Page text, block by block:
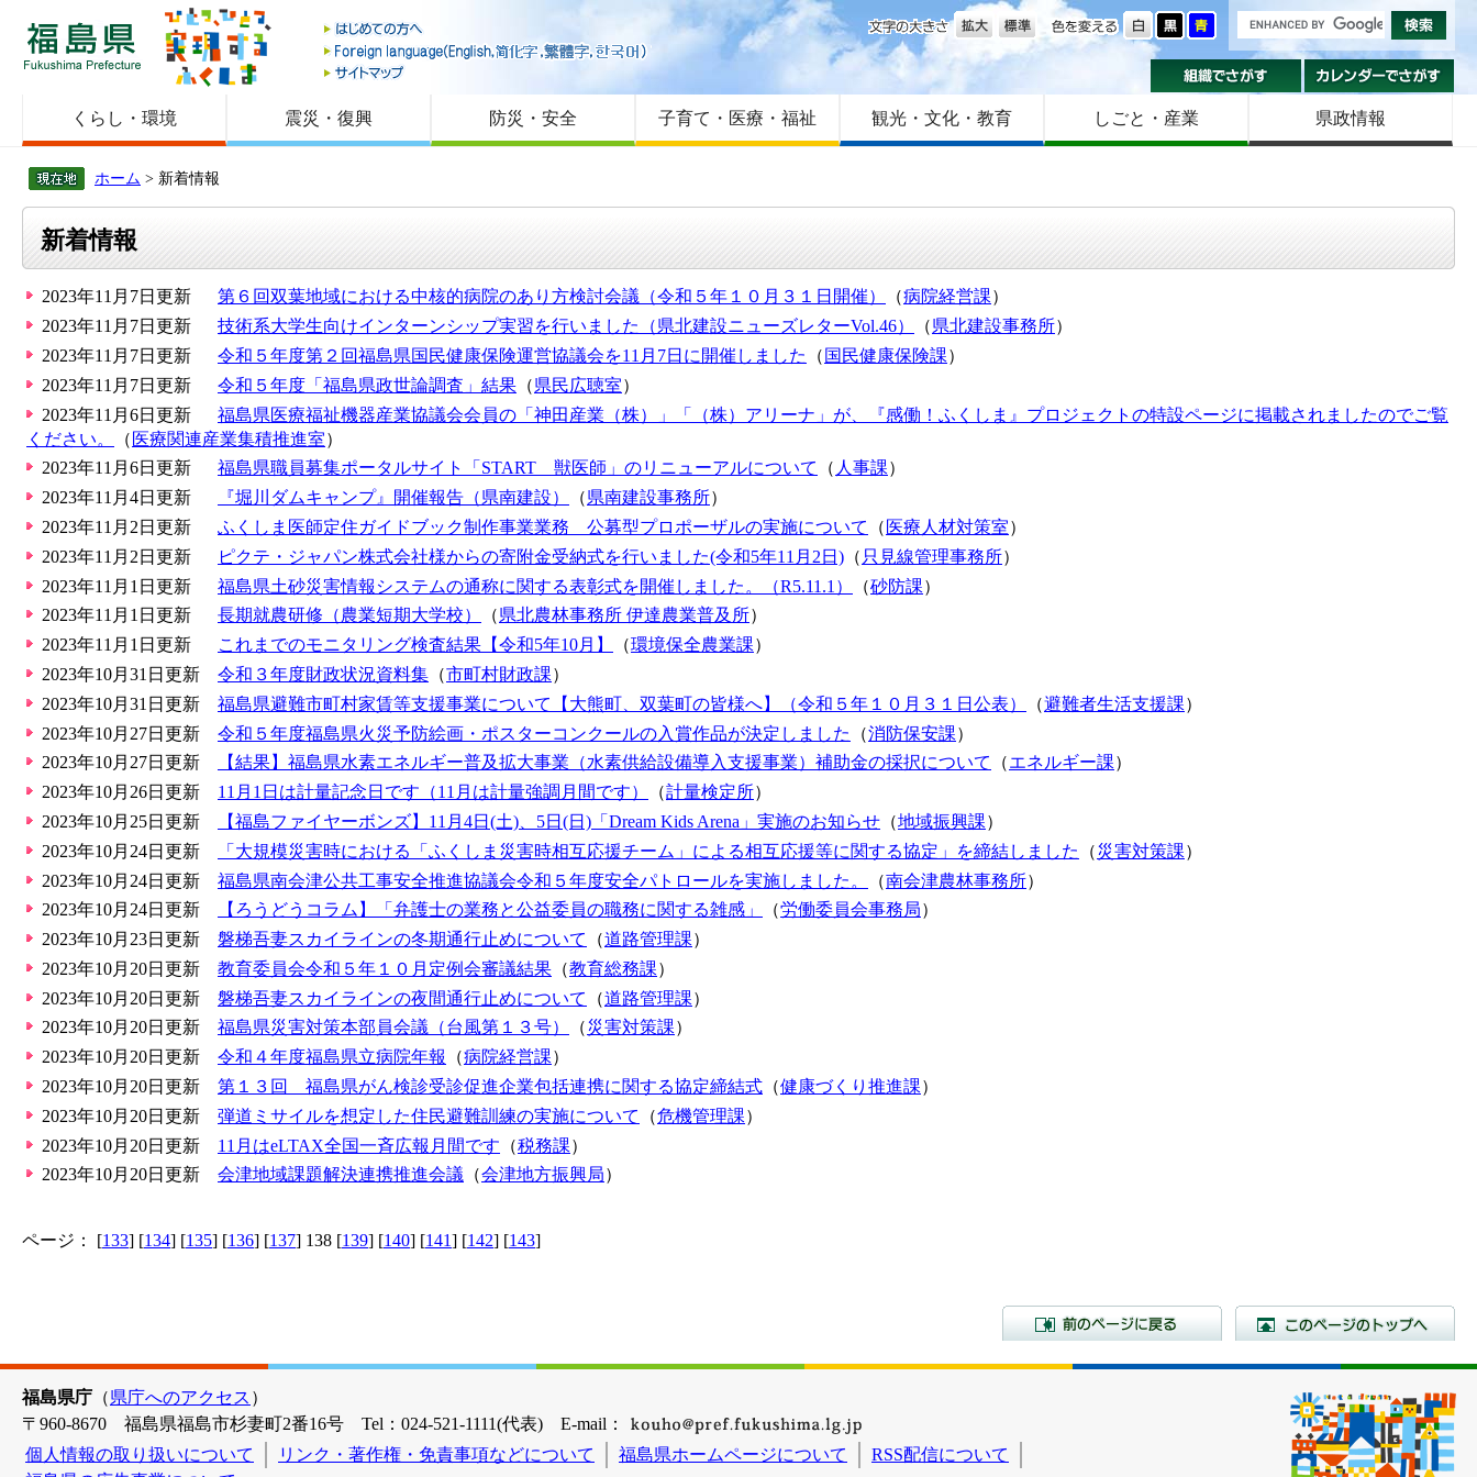
福島県
はじめての方へ
Foreign language
サイトマップ
色を変える
文字の大きさ
組織でさがす
くらし・環境 震災・復興 防災・安全 子育て・医療・福祉 観光・文化・教育 しごと・産業 県政情報
ホーム > 新着情報
新着情報
2023年11月7日更新 第６回双葉地域における中核的病院のあり方検討会議（令和５年１０月３１日開催） （病院経営課）
2023年11月7日更新
技術系大学生向けインターンシップ実習を行いました（県北建設ニューズレターVol.46） （県北建設事務所）
2023年11月7日更新
令和５年度第２回福島県国民健康保険運営協議会を11月7日に開催しました （ 国民健康保険課）
2023年11月7日更新
令和５年度「福島県政世論調査」結果 （県民広聴室）
2023年11月6日更新
福島県医療福祉機器産業協議会会員の「神田産業（株）」「（株）アリーナ」が、『感働！ふくしま』プロジェクトの特設ページに掲載されましたのでご覧
ください。
（ 医療関連産業集積推進室）
2023年11月6日更新
福島県職員募集ポータルサイト「START 獣医師」のリニューアルについて （ 人事課）
2023年11月4日更新
『堀川ダムキャンプ』開催報告（県南建設） （県南建設事務所）
2023年11月2日更新
ふくしま医師定住ガイドブック制作事業業務 公募型プロポーザルの実施について （ 医療人材対策室）
2023年11月2日更新
ピクテ・ジャパン株式会社様からの寄附金受納式を行いました(令和5年11月2日) （ 只見線管理事務所）
2023年11月1日更新
福島県土砂災害情報システムの通称に関する表彰式を開催しました。（R5.11.1） （砂防課）
2023年11月1日更新
長期就農研修（農業短期大学校） （県北農林事務所 伊達農業普及所）
2023年11月1日更新
これまでのモニタリング検査結果【令和5年10月】 （環境保全農業課）
2023年10月31日更新
令和３年度財政状況資料集 （市町村財政課）
2023年10月31日更新
福島県避難市町村家賃等支援事業について【大熊町、双葉町の皆様へ】（令和５年１０月３１日公表） （避難者生活支援課）
2023年10月27日更新
令和５年度福島県火災予防絵画・ポスターコンクールの入賞作品が決定しました （消防保安課）
2023年10月27日更新
【結果】福島県水素エネルギー普及拡大事業（水素供給設備導入支援事業）補助金の採択について （エネルギー課）
2023年10月26日更新
11月1日は計量記念日です（11月は計量強調月間です） （計量検定所）
2023年10月25日更新
【福島ファイヤーボンズ】11月4日(土)、5日(日)「Dream Kids Arena」実施のお知らせ （地域振興課）
2023年10月24日更新
「大規模災害時における「ふくしま災害時相互応援チーム」による相互応援等に関する協定」を締結しました （災害対策課）
2023年10月24日更新
福島県南会津公共工事安全推進協議会令和５年度安全パトロールを実施しました。 （南会津農林事務所）
2023年10月24日更新
【ろうどうコラム】「弁護士の業務と公益委員の職務に関する雑感」 （労働委員会事務局）
2023年10月23日更新
磐梯吾妻スカイラインの冬期通行止めについて （道路管理課）
2023年10月20日更新
教育委員会令和５年１０月定例会審議結果 （教育総務課）
2023年10月20日更新
磐梯吾妻スカイラインの夜間通行止めについて （道路管理課）
2023年10月20日更新
福島県災害対策本部員会議（台風第１３号） （災害対策課）
2023年10月20日更新
令和４年度福島県立病院年報 （病院経営課）
2023年10月20日更新
第１３回 福島県がん検診受診促進企業包括連携に関する協定締結式 （健康づくり推進課）
2023年10月20日更新
弾道ミサイルを想定した住民避難訓練の実施について （危機管理課）
2023年10月20日更新
11月はeLTAX全国一斉広報月間です （税務課）
2023年10月20日更新
会津地域課題解決連携推進会議 （会津地方振興局）
ページ： [133] [134] [135] [136] [137] 138 [139] [140] [141] [142] [143]
前のページに戻る
福島県庁 （県庁へのアクセス ）
〒960-8670 福島県福島市杉妻町2番16号 Tel：024-521-1111(代表) E-mail：
個人情報の取り扱いについて
リンク・著作権・免責事項などについて 福島県ホームページについて
RSS配信について